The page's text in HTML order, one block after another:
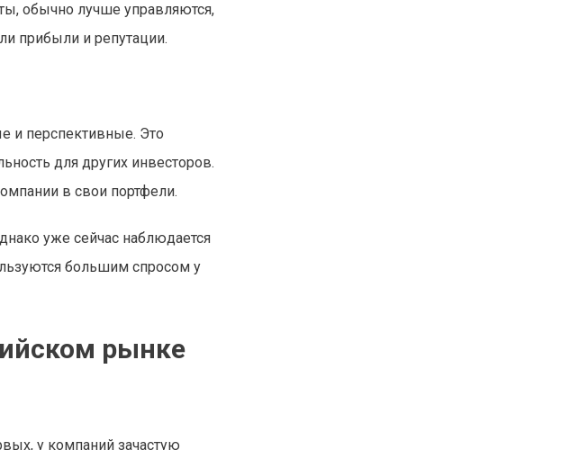
обычно лучше управляются,
прибыли и репутации.
и перспективные. Это
для других инвесторов.
в свои портфели.
уже сейчас наблюдается
большим спросом у
рынке
у компаний зачастую